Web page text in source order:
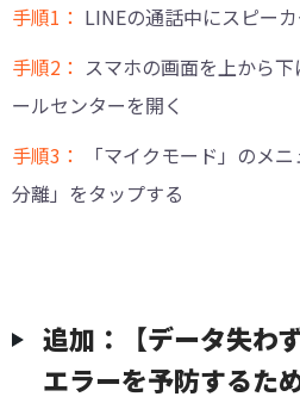
手順1： LINEの通話中にスピー
手順2： スマホの画面を上から
ールセンターを開く
手順3：
「マイクモード」のメ
分離」をタップする
追加：【データ失わ
エラーを予防するた